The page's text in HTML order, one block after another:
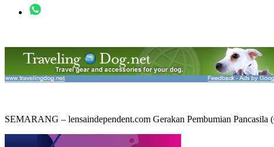
SEMARANG – lensaindependent.com Gerakan Pembumian